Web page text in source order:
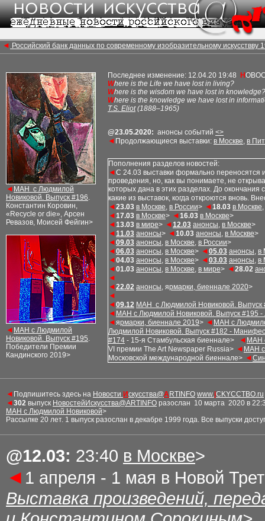
◄ Российский банк данных по современному изобразительному искусствву
◄ МАН с Людмилой
Новиковой. Выпуск #196.
Константин Коровин,
«Recycle or die», Арсен
Ревазов, Моисей Фейгин>
◄ МАН с Людмилой
Новиковой. Выпуск #195.
Победители Премии
Кандинского 2019>
Последнее изменение: 12.04.20 19:48 Н
Where is the Life we have lost in living?
Where is the wisdom we have lost in knowledge?
Where is the knowledge we have lost in
T.S. Eliot(1888–1965)
@23.05.2020: анонсы событий <>
◄ Продолжающиеся выставки: в Москве, в
Пополнения разделов новостей:
◄С 24.03 выставки формально переносятся
проведения, но, как вы понимаете, не
которых дана в этих разделах. До окончания
какие из выставок, когда откроются вновь.
◄23.03 в Москве, в России> ◄18.03 в Москве,
◄17.03 в Москве> ◄16.03 в Москве>
◄13.03 в мире> ◄12.03 анонcы, в Москве>
◄11.03 анонcы> ◄10.03 анонcы, в Москве>
◄09.03 анонcы, в Москве, в России>
◄06.03 анонcы, в Москве> ◄05.03 анонcы, в
◄04.03 анонcы, в Москве> ◄03.03 анонcы, в
◄01.03 анонcы, в Москве, в мире> ◄28.02
◄
◄22.02 анонcы, ярмарки, биеннале 2020>
◄
◄09.12 МАН с Людмилой Новиковой. Выпуск
◄ МАН с Людмилой Новиковой. Выпуск #195 -
◄ярмарки, биеннале 2019> ◄ МАН с
Людмилой Новиковой. Выпуск #182 -
#174 - 15-я Стамбульская биеннале> ◄ МАН
VI премии The Art Newspaper Russia> ◄ МАН
Московской международной биеннале> ◄
◄ Подпишитесь здесь на Новости Искусства@ARTINFO www.iCKYCCTBO.ru
◄302 выпуск НовостейИскусства@ARTINFO разослан 10 марта 2020 в
МАН с Людмилой Новиковой>
Рассылке 20 лет. 1 выпуск разослан в декабре 1999 года. Все выпуски
@12.03: 23:40 в Москве>
◄ 1 апреля - 1 мая в Новой
Выставка произведений,